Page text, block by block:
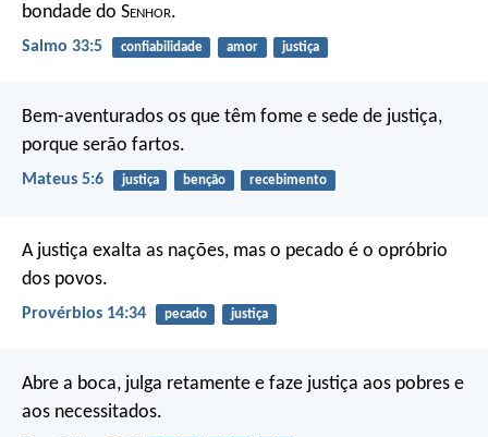
bondade do Senhor.
Salmo 33:5 confiabilidade amor justiça
Bem-aventurados os que têm fome e sede de justiça,
porque serão fartos.
Mateus 5:6 justiça benção recebimento
A justiça exalta as nações, mas o pecado é o opróbrio
dos povos.
Provérbios 14:34 pecado justiça
Abre a boca, julga retamente e faze justiça aos pobres e
aos necessitados.